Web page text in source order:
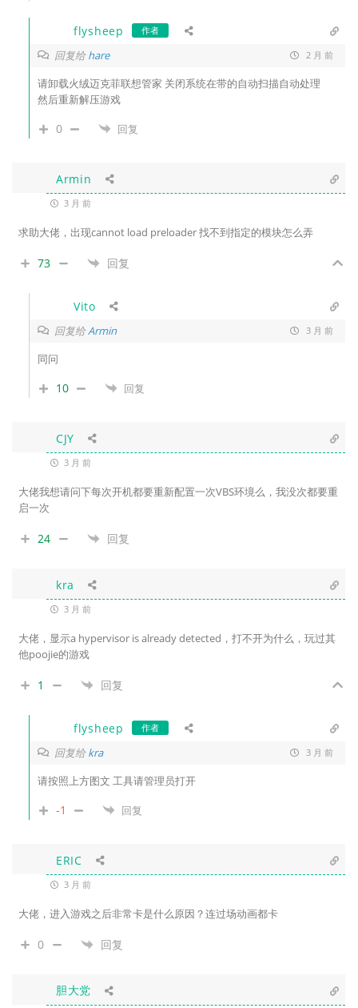
flysheep 作者
回复给hare 2 月 前
请卸载火绒迈克菲联想管家 关闭系统在带的自动扫描自动处理
然后重新解压游戏
0 回复
Armin
3 月 前
求助大佬，出现cannot load preloader 找不到指定的模块怎么弄
73 回复
Vito
回复给Armin 3 月 前
同问
10 回复
CJY
3 月 前
大佬我想请问下每次开机都要重新配置一次VBS环境么，我没次都要重
启一次
24 回复
kra
3 月 前
大佬，显示a hypervisor is already detected，打不开为什么，玩过其
他poojie的游戏
1 回复
flysheep 作者
回复给kra 3 月 前
请按照上方图文 工具请管理员打开
-1 回复
ERIC
3 月 前
大佬，进入游戏之后非常卡是什么原因？连过场动画都卡
0 回复
胆大党